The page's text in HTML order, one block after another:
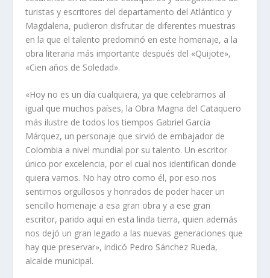
turistas y escritores del departamento del Atlántico y
Magdalena, pudieron disfrutar de diferentes muestras
en la que el talento predominó en este homenaje, a la
obra literaria más importante después del «Quijote»,
«Cien años de Soledad».
«Hoy no es un día cualquiera, ya que celebramos al
igual que muchos países, la Obra Magna del Cataquero
más ilustre de todos los tiempos Gabriel García
Márquez, un personaje que sirvió de embajador de
Colombia a nivel mundial por su talento. Un escritor
único por excelencia, por el cual nos identifican donde
quiera vamos. No hay otro como él, por eso nos
sentimos orgullosos y honrados de poder hacer un
sencillo homenaje a esa gran obra y a ese gran
escritor, parido aquí en esta linda tierra, quien además
nos dejó un gran legado a las nuevas generaciones que
hay que preservar», indicó Pedro Sánchez Rueda,
alcalde municipal.